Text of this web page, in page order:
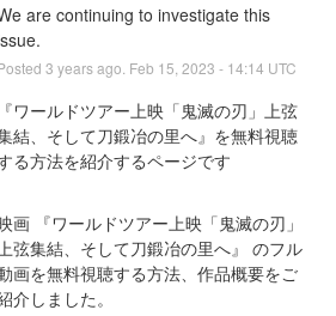
are continuing to investigate this
3 years ago. Feb 15 2023 - 14:14 UTC
『ワールドツアー上映「鬼滅の刃」上弦
結、そして刀鍛冶の里へ』を無料視聴
る方法を紹介するページです
画 『ワールドツアー上映「鬼滅の刃」
上弦集結、そして刀鍛冶の里へ』 のフル
画を無料視聴する方法、作品概要をご
介しました。